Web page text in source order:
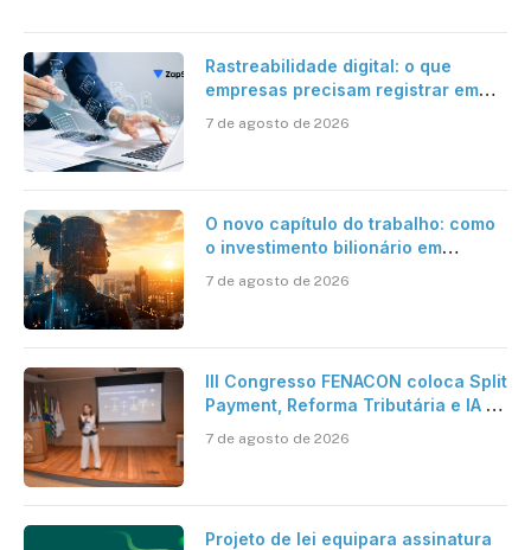
Rastreabilidade digital: o que
empresas precisam registrar em
7 de agosto de 2026
O novo capítulo do trabalho: como
o investimento bilionário em
verdadeira era da inteligência
7 de agosto de 2026
III Congresso FENACON coloca Split
Payment, Reforma Tributária e IA no
7 de agosto de 2026
Projeto de lei equipara assinatura